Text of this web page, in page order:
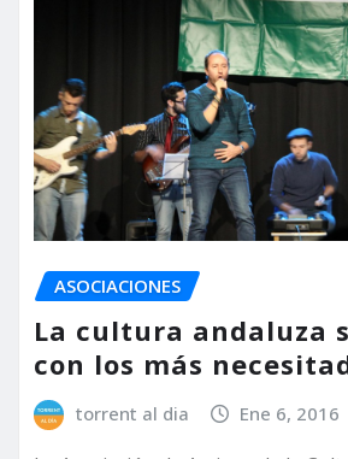
ASOCIACIONES
La cultura andaluza
con los más
torrent al dia Ene 6, 2016